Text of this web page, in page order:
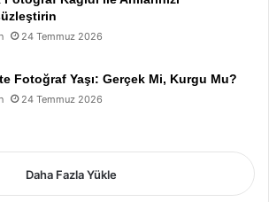
24 Temmuz 2026
Fotoğraf Yaşı: Gerçek Mi, Kurgu Mu?
24 Temmuz 2026
Daha Fazla Yükle